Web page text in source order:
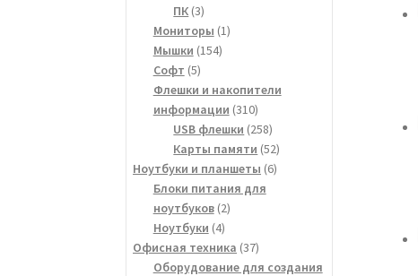
ПК 33
товара
Мониторы 11
Мышки 154154
Софт 55
товаров
Флешки и накопители
информации 310310
товаров
USB флешки 258258
товаров
Карты памяти 5252
товара
Ноутбуки и планшеты 66
Блоки питания для
ноутбуков 22
Ноутбуки 44
товара
Офисная техника 3737
товаров
Оборудование для создания